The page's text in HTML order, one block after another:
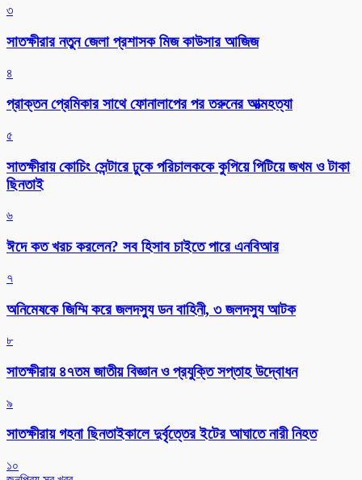
৩
সাতক্ষীরার নতুন জেলা প্রশাসক মিজ কাউসার আজিজ
৪
প্রাক্তন প্রেমিকার সাথে ফোনালাপের পর তরুনের আত্মহত্যা
৫
সাতক্ষীরায় কোচিং সেন্টারে ঢুকে পরিচালককে কুপিয়ে পিটিয়ে জখম ও টাকা
ছিনতাই
৬
ঈদে কত খরচ করলেন? সব হিসাব চাইতে পারে এনবিআর
৭
অনিমেষকে জিম্মি করে জলদস্যু ডন বাহিনী, ৩ জলদস্যু আটক
৮
সাতক্ষীরায় ৪৭তম জাতীয় বিজ্ঞান ও প্রযুক্তি সপ্তাহ উদ্বোধন
৯
সাতক্ষীরায় গহনা ছিনতাইকালে দুর্বৃত্তের ইটের আঘাতে নারী নিহত
১০